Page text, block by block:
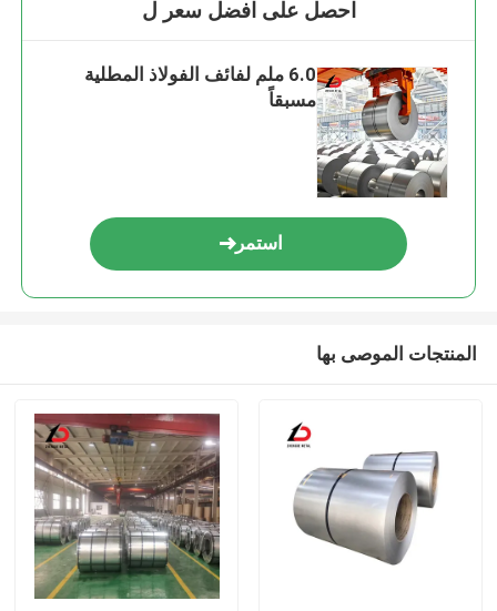
احصل على افضل سعر ل
6.0 ملم لفائف الفولاذ المطلية
مسبقاً
استمر
المنتجات الموصى بها